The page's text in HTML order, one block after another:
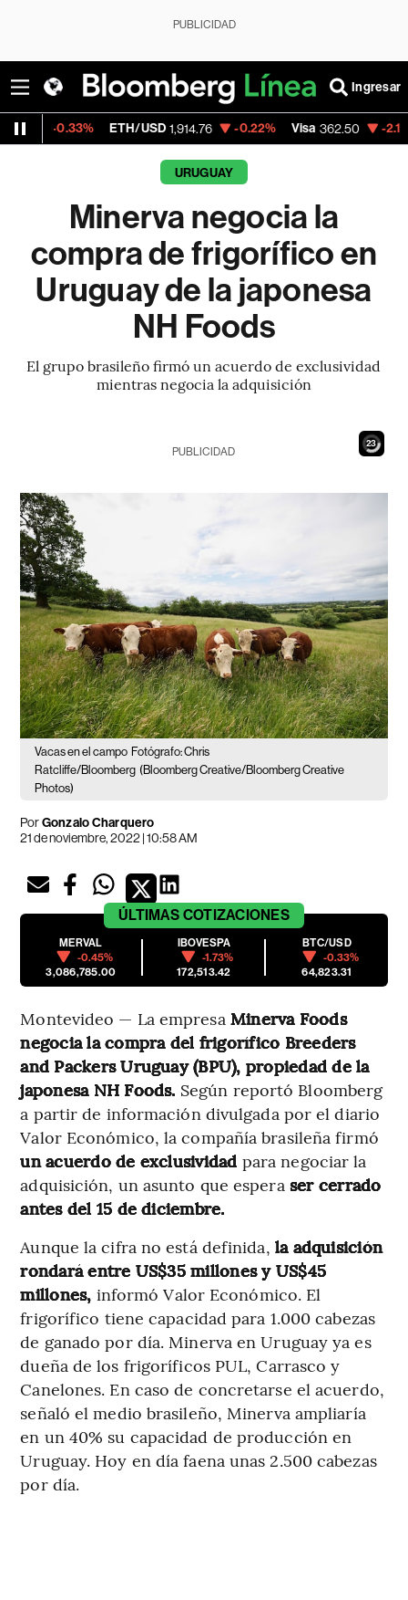
PUBLICIDAD
Ingresar
ETH/USD 1,914.76 -0.22% Visa 362.50 -2.15%
URUGUAY
Minerva negocia la
compra de frigorífico en
Uruguay de la japonesa
NH Foods
El grupo brasileño firmó un acuerdo de exclusividad
mientras negocia la adquisición
22
PUBLICIDAD
Vacas en el campo Fotógrafo: Chris
Ratcliffe/Bloomberg (Bloomberg Creative/Bloomberg Creative
Photos)
PorGonzalo Charquero
21 de noviembre, 2022 | 10:58 AM
ÚLTIMAS COTIZACIONES
MERVAL
-0.45%
3,086,785.00
IBOVESPA
-1.73%
172,513.42
BTC/USD
-0.33%
64,823.31
Montevideo — La empresa Minerva Foods
negocia la compra del frigorífico Breeders
and Packers Uruguay (BPU), propiedad de la
japonesa NH Foods. Según reportó Bloomberg
a partir de información divulgada por el diario
Valor Económico, la compañía brasileña firmó
un acuerdo de exclusividad para negociar la
adquisición, un asunto que espera ser cerrado
antes del 15 de diciembre.
Aunque la cifra no está definida, la adquisición
rondará entre US$35 millones y US$45
millones, informó Valor Económico. El
frigorífico tiene capacidad para 1.000 cabezas
de ganado por día. Minerva en Uruguay ya es
dueña de los frigoríficos PUL, Carrasco y
Canelones. En caso de concretarse el acuerdo,
señaló el medio brasileño, Minerva ampliaría
en un 40% su capacidad de producción en
Uruguay. Hoy en día faena unas 2.500 cabezas
por día.